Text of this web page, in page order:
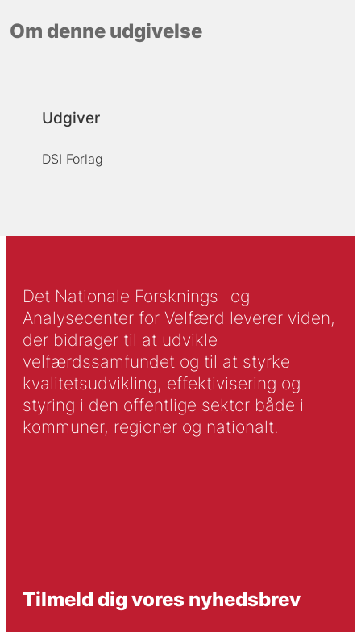
Om denne udgivelse
Udgiver
DSI Forlag
Det Nationale Forsknings- og
Analysecenter for Velfærd leverer viden,
der bidrager til at udvikle
velfærdssamfundet og til at styrke
kvalitetsudvikling, effektivisering og
styring i den offentlige sektor både i
kommuner, regioner og nationalt.
Tilmeld dig vores nyhedsbrev